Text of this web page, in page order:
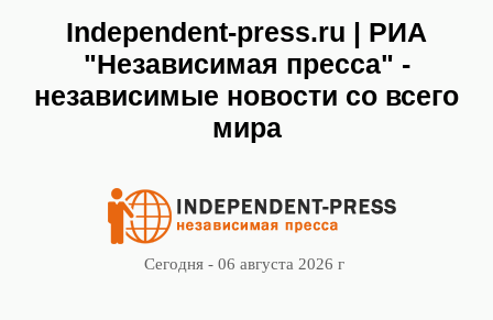
Independent-press.ru | РИА
"Независимая пресса" -
независимые новости со всего
мира
Сегодня - 06 августа 2026 г